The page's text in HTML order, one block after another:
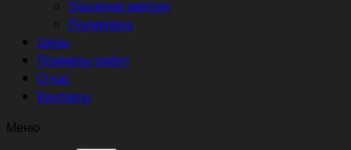
Удаление вмятин
Полировка
Цены
Примеры работ
О нас
Контакты
Меню